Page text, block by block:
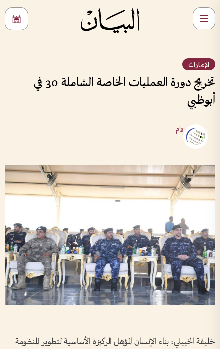
الإمارات
تخريج دورة العمليات الخاصة الشاملة 30 في
أبوظبي
وام
خليفة الخييلي: بناء الإنسان المؤهل الركيزة الأساسية لتطوير المنظومة